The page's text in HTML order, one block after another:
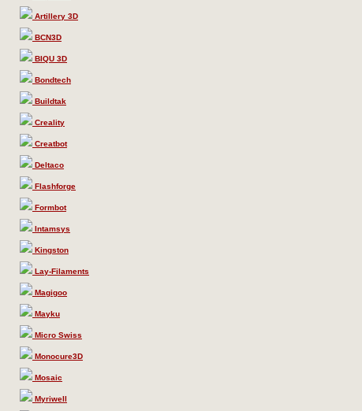
Artillery 3D
BCN3D
BIQU 3D
Bondtech
Buildtak
Creality
Creatbot
Deltaco
Flashforge
Formbot
Intamsys
Kingston
Lay-Filaments
Magigoo
Mayku
Micro Swiss
Monocure3D
Mosaic
Myriwell